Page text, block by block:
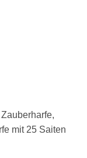
mit 25 Saiten